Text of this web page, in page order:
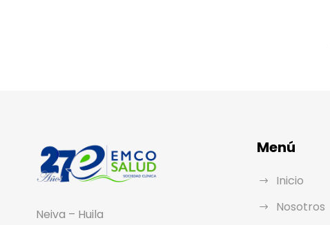
Neiva – Huila
Menú
Inicio
Nosotros